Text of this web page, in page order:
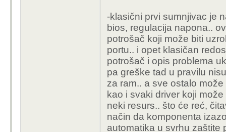
-klasični prvi sumnjivac je
bios, regulacija napona..
potrošač koji može biti
portu.. i opet klasičan
potrošač i opis problema
pa greške tad u pravilu
za ram.. a sve ostalo
kao i svaki driver koji
neki resurs.. što će reć,
način da komponenta
automatika u svrhu zaštite